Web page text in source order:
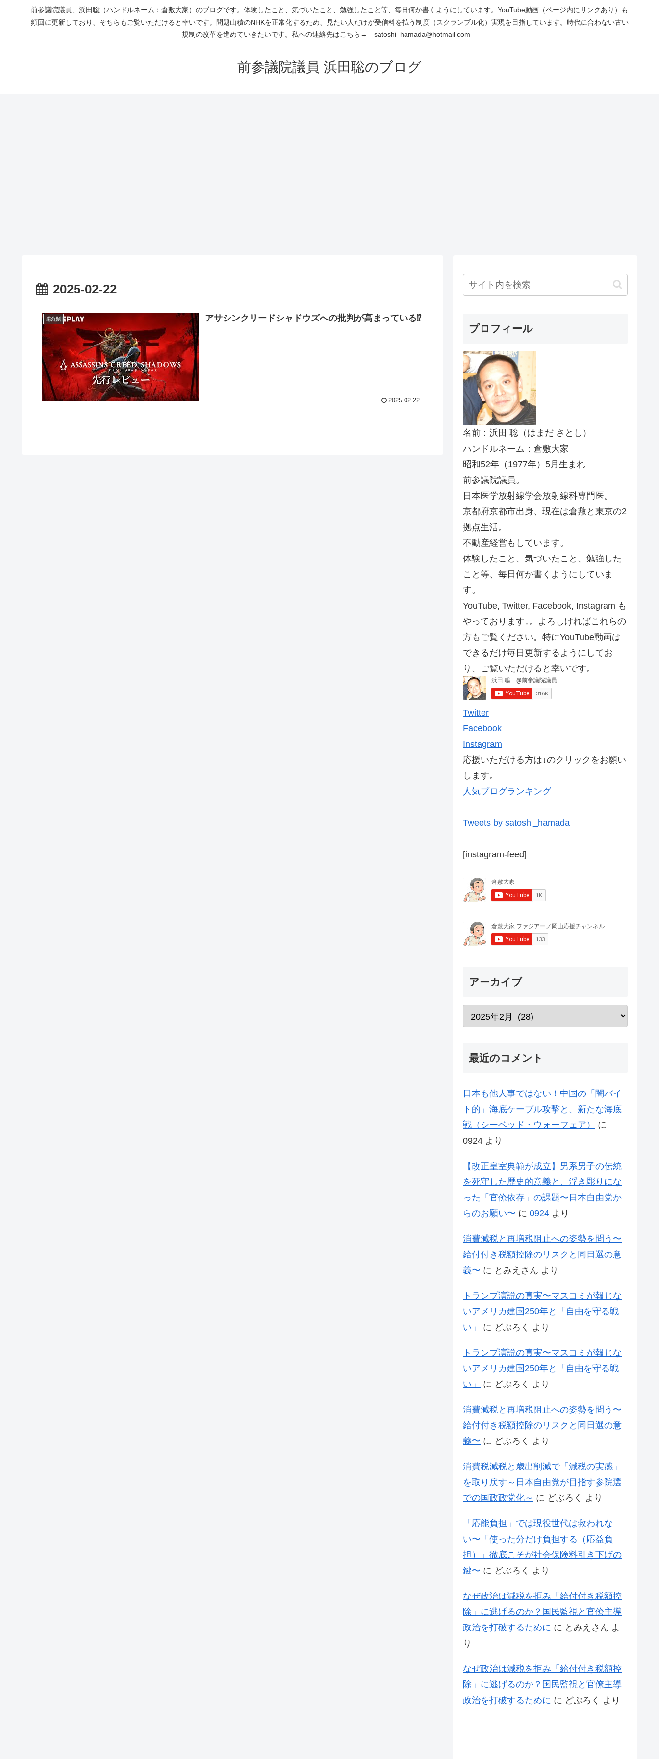
前参議院議員、浜田聡（ハンドルネーム：倉敷大家）のブログです。体験したこと、気づいたこと、勉強したこと等、毎日何か書くようにしています。YouTube動画（ページ内にリンクあり）も
頻回に更新しており、そちらもご覧いただけると幸いです。問題山積のNHKを正常化するため、見たい人だけが受信料を払う制度（スクランブル化）実現を目指しています。時代に合わない古い
規制の改革を進めていきたいです。私への連絡先はこちら→ satoshi_hamada@hotmail.com
前参議院議員 浜田聡のブログ
2025-02-22
未分類 アサシンクリードシャドウズへの批判が高まっている⁉
2025.02.22
プロフィール
名前：浜田 聡（はまだ さとし）
ハンドルネーム：倉敷大家
昭和52年（1977年）5月生まれ
前参議院議員。
日本医学放射線学会放射線科専門医。
京都府京都市出身、現在は倉敷と東京の2
拠点生活。
不動産経営もしています。
体験したこと、気づいたこと、勉強した
こと等、毎日何か書くようにしていま
す。
YouTube, Twitter, Facebook, Instagram も
やっております↓。よろしければこれらの
方もご覧ください。特にYouTube動画は
できるだけ毎日更新するようにしてお
り、ご覧いただけると幸いです。
Twitter
Facebook
Instagram
応援いただける方は↓のクリックをお願い
します。
人気ブログランキング
Tweets by satoshi_hamada
[instagram-feed]
アーカイブ
最近のコメント
日本も他人事ではない！中国の「闇バイ
ト的」海底ケーブル攻撃と、新たな海底
戦（シーベッド・ウォーフェア）
に
0924 より
【改正皇室典範が成立】男系男子の伝統
を死守した歴史的意義と、浮き彫りにな
った「官僚依存」の課題〜日本自由党か
らのお願い〜 に 0924 より
消費減税と再増税阻止への姿勢を問う〜
給付付き税額控除のリスクと同日選の意
義〜 に とみえさん より
トランプ演説の真実〜マスコミが報じな
いアメリカ建国250年と「自由を守る戦
い」
に どぶろく より
トランプ演説の真実〜マスコミが報じな
いアメリカ建国250年と「自由を守る戦
い」
に どぶろく より
消費減税と再増税阻止への姿勢を問う〜
給付付き税額控除のリスクと同日選の意
義〜 に どぶろく より
消費税減税と歳出削減で「減税の実感」
を取り戻す～日本自由党が目指す参院選
での国政政党化～ に どぶろく より
「応能負担」では現役世代は救われな
い〜「使った分だけ負担する（応益負
担）」徹底こそが社会保険料引き下げの
鍵〜 に どぶろく より
なぜ政治は減税を拒み「給付付き税額控
除」に逃げるのか？国民監視と官僚主導
政治を打破するために に とみえさん よ
り
なぜ政治は減税を拒み「給付付き税額控
除」に逃げるのか？国民監視と官僚主導
政治を打破するために に どぶろく より